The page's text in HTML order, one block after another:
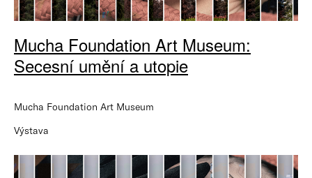
Mucha Foundation Art Museum:
Secesní umění a utopie
Mucha Foundation Art Museum
Výstava